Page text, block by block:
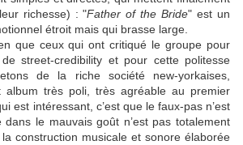
richesse) : "Father of the Bride" est un
étroit mais qui brasse large.
que ceux qui ont critiqué le groupe pour
street-credibility et pour cette politesse
de la riche société new-yorkaises,
album très poli, très agréable au premier
est intéressant, c’est que le faux-pas n’est
dans le mauvais goût n’est pas totalement
construction musicale et sonore élaborée